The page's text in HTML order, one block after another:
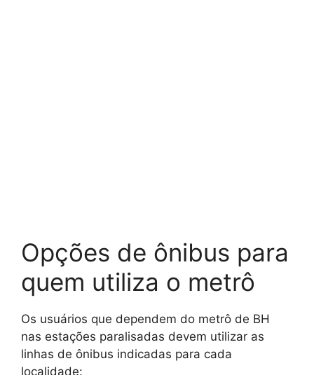
Opções de ônibus para
quem utiliza o metrô
Os usuários que dependem do metrô de BH
nas estações paralisadas devem utilizar as
linhas de ônibus indicadas para cada
localidade: